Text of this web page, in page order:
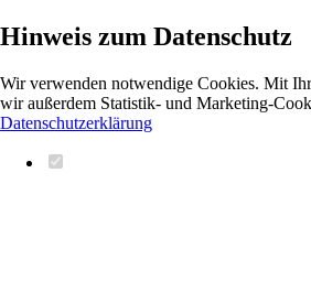
Hinweis zum Datenschutz
Wir verwenden notwendige Cookies. Mit
wir außerdem Statistik- und Marketing-
Datenschutzerklärung